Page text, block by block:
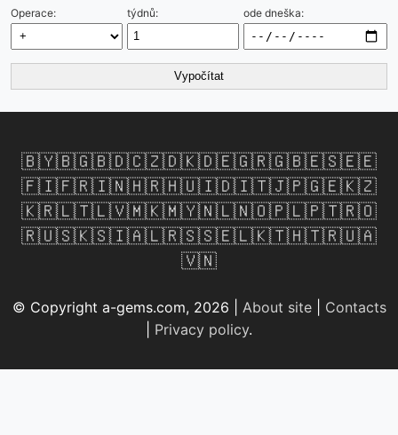
Operace: týdnů: ode dneška:
Vypočítat
🇧🇾🇧🇬🇧🇩🇨🇿🇩🇰🇩🇪🇬🇷🇬🇧🇪🇸🇪🇪
🇫🇮🇫🇷🇮🇳🇭🇷🇭🇺🇮🇩🇮🇹🇯🇵🇬🇪🇰🇿
🇰🇷🇱🇹🇱🇻🇲🇰🇲🇾🇳🇱🇳🇴🇵🇱🇵🇹🇷🇴
🇷🇺🇸🇰🇸🇮🇦🇱🇷🇸🇸🇪🇱🇰🇹🇭🇹🇷🇺🇦
🇻🇳
© Copyright a-gems.com, 2026 | About site| Contacts
Privacy policy.